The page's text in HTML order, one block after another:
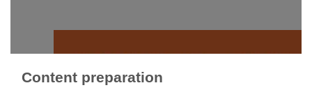
Content preparation